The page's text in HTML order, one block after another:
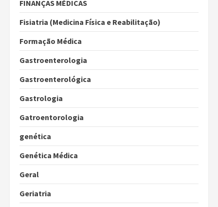
FINANÇAS MÉDICAS
Fisiatria (Medicina Física e Reabilitação)
Formação Médica
Gastroenterologia
Gastroenterológica
Gastrologia
Gatroentorologia
genética
Genética Médica
Geral
Geriatria